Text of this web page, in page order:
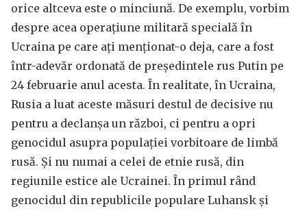
orice altceva este o minciună. De exemplu, vorbim
despre acea operațiune militară specială în
Ucraina pe care ați menționat-o deja, care a fost
într-adevăr ordonată de președintele rus Putin pe
24 februarie anul acesta. În realitate, în Ucraina,
Rusia a luat aceste măsuri destul de decisive nu
pentru a declanșa un război, ci pentru a opri
genocidul asupra populației vorbitoare de limbă
rusă. Și nu numai a celei de etnie rusă, din
regiunile estice ale Ucrainei. În primul rând
genocidul din republicile populare Luhansk și